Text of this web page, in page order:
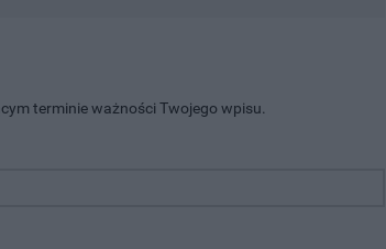
terminie ważności Twojego wpisu.